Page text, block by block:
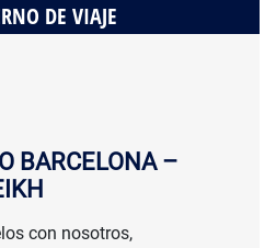
DE VIAJE
BARCELONA –
con nosotros,